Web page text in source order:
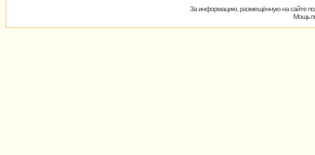
За информацию, размещённую на сайте
Мощь